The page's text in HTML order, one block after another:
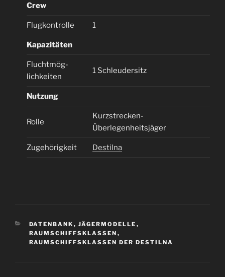
Crew
Flugkontrolle 1
Kapazitäten
Fluchtmög-
lichkeiten
1 Schleudersitz
Nutzung
Rolle
Kurzstrecken-
Überlegenheitsjäger
Zugehörigkeit Destilna
KATEGORIEN
DATENBANK , JÄGERMODELLE ,
RAUMSCHIFFSKLASSEN ,
RAUMSCHIFFSKLASSEN DER DESTILNA